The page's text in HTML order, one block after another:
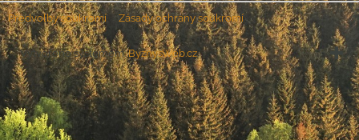
Předvolby soukromí Zásady ochrany soukromí
Vytvořeno systémem:ByznysWeb.cz